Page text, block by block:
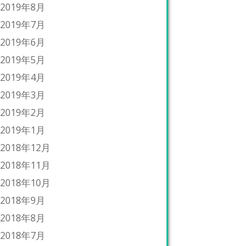
2019年8月
2019年7月
2019年6月
2019年5月
2019年4月
2019年3月
2019年2月
2019年1月
2018年12月
2018年11月
2018年10月
2018年9月
2018年8月
2018年7月